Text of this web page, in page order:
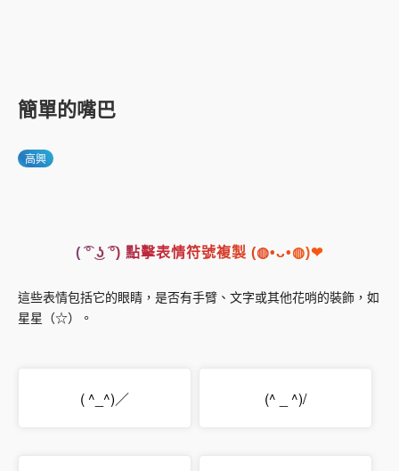
簡單的嘴巴
高興
( ͡° ͜ʖ ͡°) 點擊表情符號複製 (◍•ᴗ•◍)❤
這些表情包括它的眼睛，是否有手臂、文字或其他花哨的裝飾，如
星星（☆）。
( ^_^)／ (^ _ ^)/